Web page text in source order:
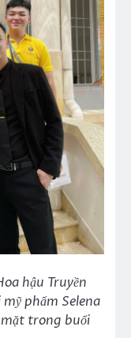
hậu Truyền
phẩm Selena
mặt trong buổi